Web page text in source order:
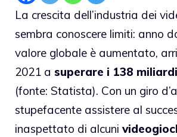
La crescita dell’industria dei
sembra conoscere limiti: anno
valore globale è aumentato,
2021 a superare i 138
(fonte: Statista). Con un giro
stupefacente assistere al
inaspettato di alcuni